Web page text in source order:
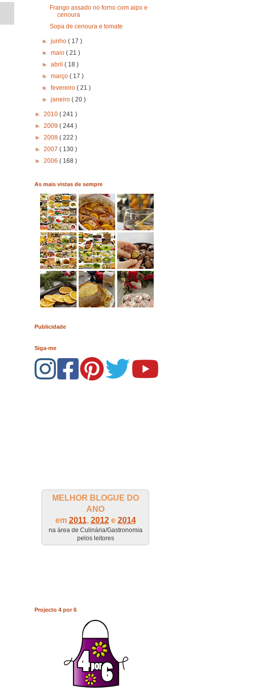
Frango assado no forno com aipo e
cenoura
Sopa de cenoura e tomate
►junho( 17 )
►maio( 21 )
►abril( 18 )
►março( 17 )
►fevereiro( 21 )
►janeiro( 20 )
► 2010 ( 241 )
► 2009 ( 244 )
► 2008 ( 222 )
► 2007 ( 130 )
► 2006 ( 168 )
As mais vistas de sempre
Publicidade
Siga-me
MELHOR BLOGUE DO
ANO
em 2011, 2012e 2014
na área de Culinária/Gastronomia
pelos leitores
Projecto 4 por 6